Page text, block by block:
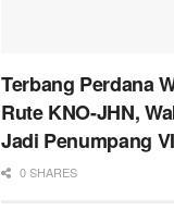
Terbang Perdana
Rute KNO-JHN,
Jadi Penumpang
0 SHARES